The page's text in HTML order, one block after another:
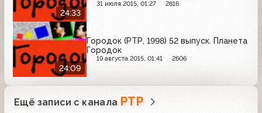
24:33
31 июля 2015, 01:27 2816
24:09
Городок (РТР, 1998) 52 выпуск. Планета
Городок
19 августа 2015, 01:41 2606
Ещё записи с канала РТР